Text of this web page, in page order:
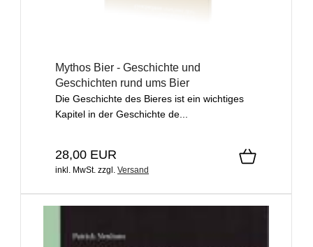
Mythos Bier - Geschichte und
Geschichten rund ums Bier
Die Geschichte des Bieres ist ein wichtiges
Kapitel in der Geschichte de...
28,00 EUR
inkl. MwSt. zzgl. Versand